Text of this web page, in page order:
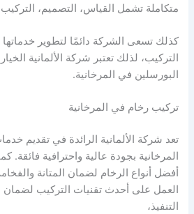
متكاملة تشمل القياس، التصميم، التركيب،
كذلك تسعى الشركة دائمًا لتطوير
التركيب، لذلك تعتبر شركة الألمانية
البورسلين في المرخانية.
تركيب رخام في المرخانية
تعد شركة الألمانية الرائدة في تقديم
المرخانية بجودة عالية واحترافية فائقة.
أفضل أنواع الرخام لضمان المتانة
العمل على أحدث تقنيات التركيب لضمان
التنفيذ،